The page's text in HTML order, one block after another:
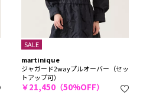
SALE
martinique
ジャガード2wayプルオーバー（セッ
トアップ可）
￥21,450（50%OFF）